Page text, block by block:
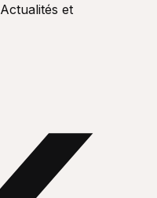
Actualités et